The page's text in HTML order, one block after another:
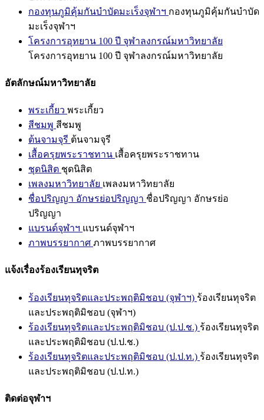
กองทุนภูมิคุ้มกันบำบัดมะเร็งจุฬาฯ กองทุนภูมิคุ้มกันบำบัด
มะเร็งจุฬาฯ
โครงการอุทยาน 100 ปี จุฬาลงกรณ์มหาวิทยาลัย
โครงการอุทยาน 100 ปี จุฬาลงกรณ์มหาวิทยาลัย
อัตลักษณ์มหาวิทยาลัย
พระเกี้ยว พระเกี้ยว
สีชมพู สีชมพู
ต้นจามจุรี ต้นจามจุรี
เสื้อครุยพระราชทาน เสื้อครุยพระราชทาน
ชุดนิสิต ชุดนิสิต
เพลงมหาวิทยาลัย เพลงมหาวิทยาลัย
ชื่อปริญญา อักษรย่อปริญญา ชื่อปริญญา อักษรย่อ
ปริญญา
แบรนด์จุฬาฯ แบรนด์จุฬาฯ
ภาพบรรยากาศ ภาพบรรยากาศ
แจ้งเรื่องร้องเรียนทุจริต
ร้องเรียนทุจริตและประพฤติมิชอบ (จุฬาฯ) ร้องเรียนทุจริต
และประพฤติมิชอบ (จุฬาฯ)
ร้องเรียนทุจริตและประพฤติมิชอบ (ป.ป.ช.) ร้องเรียนทุจริต
และประพฤติมิชอบ (ป.ป.ช.)
ร้องเรียนทุจริตและประพฤติมิชอบ (ป.ป.ท.) ร้องเรียนทุจริต
และประพฤติมิชอบ (ป.ป.ท.)
ติดต่อจุฬาฯ